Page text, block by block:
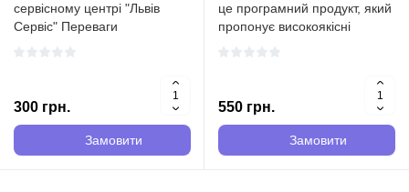
сервісному центрі "Львів
Сервіс" Переваги
Сервіс" Встановлення IP-TV
Player - це важлива послуга,
яка дозволяє подиви..
300 грн.
Замовити
це програмний продукт, який
пропонує високоякісні
радіоінженерії. Завдяки цій
програмі, користувачі можуть
швидко та ефективн..
550 грн.
Замовити